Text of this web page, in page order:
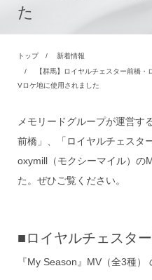
た
トップ
新着情報
【群馬】ロイヤルチェスター前橋
Vロケ地に使用されました
メモリードグループが運営す
前橋」、「ロイヤルチェスタ
oxymill（モクシーマイル）の
た。ぜひご覧ください。
■ロイヤルチェスタ
『My Season』MV（全3種）